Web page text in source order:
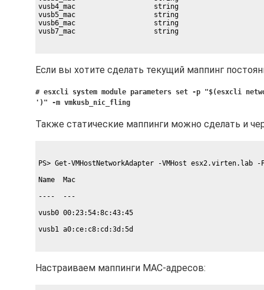
vusb4_mac                   string
vusb5_mac                   string
vusb6_mac                   string
vusb7_mac                   string
Если вы хотите сделать текущий маппинг
# esxcli system module parameters set -p "$(esxcli
')" -m vmkusb_nic_fling
Также статические маппинги можно сделать и
PS> Get-VMHostNetworkAdapter -VMHost esx2.virten.lab
Name  Mac
----  ---
vusb0 00:23:54:8c:43:45
vusb1 a0:ce:c8:cd:3d:5d
Настраиваем маппинги MAC-адресов: